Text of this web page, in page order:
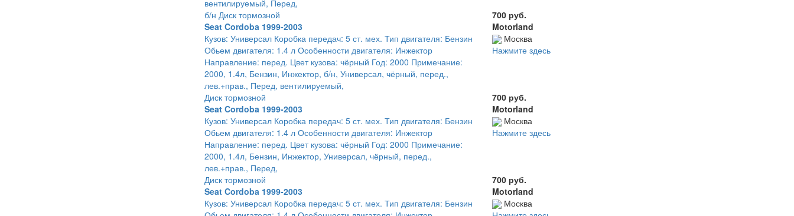
вентилируемый, Перед,
б/н Диск тормозной
Seat Cordoba 1999-2003
Кузов: Универсал Коробка передач: 5 ст. мех. Тип двигателя: Бензин
Обьем двигателя: 1.4 л Особенности двигателя: Инжектор
Направление: перед. Цвет кузова: чёрный Год: 2000 Примечание:
2000, 1.4л, Бензин, Инжектор, б/н, Универсал, чёрный, перед.,
лев.+прав., Перед, вентилируемый,
700 руб.
Motorland
Москва
Нажмите здесь
Диск тормозной
Seat Cordoba 1999-2003
Кузов: Универсал Коробка передач: 5 ст. мех. Тип двигателя: Бензин
Обьем двигателя: 1.4 л Особенности двигателя: Инжектор
Направление: перед. Цвет кузова: чёрный Год: 2000 Примечание:
2000, 1.4л, Бензин, Инжектор, Универсал, чёрный, перед.,
лев.+прав., Перед,
700 руб.
Motorland
Москва
Нажмите здесь
Диск тормозной
Seat Cordoba 1999-2003
Кузов: Универсал Коробка передач: 5 ст. мех. Тип двигателя: Бензин
700 руб.
Motorland
Москва